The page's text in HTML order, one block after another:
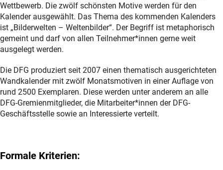
Wettbewerb. Die zwölf schönsten Motive werden für den
Kalender ausgewählt. Das Thema des kommenden Kalenders
ist „Bilderwelten – Weltenbilder“. Der Begriff ist metaphorisch
gemeint und darf von allen Teilnehmer*innen gerne weit
ausgelegt werden.
Die DFG produziert seit 2007 einen thematisch ausgerichteten
Wandkalender mit zwölf Monatsmotiven in einer Auflage von
rund 2500 Exemplaren. Diese werden unter anderem an alle
DFG-Gremienmitglieder, die Mitarbeiter*innen der DFG-
Geschäftsstelle sowie an Interessierte verteilt.
Formale Kriterien: